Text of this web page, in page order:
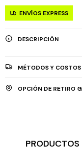
ENVÍOS EXPRESS
DESCRIPCIÓN
MÉTODOS Y COSTOS
OPCIÓN DE RETIRO
PRODUCTOS